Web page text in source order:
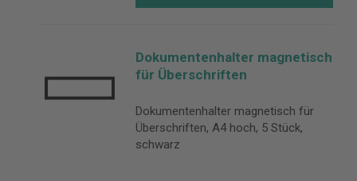
Dokumentenhalter magnetisch
für Überschriften
Dokumentenhalter magnetisch für
Überschriften, A4 hoch, 5 Stück,
schwarz